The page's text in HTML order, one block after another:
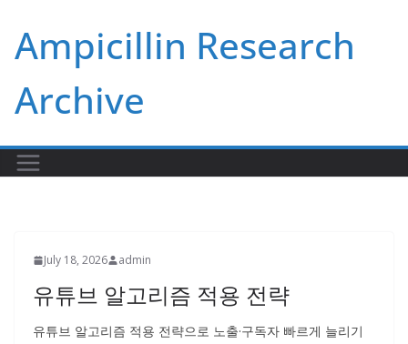
content
Ampicillin Research
Archive
July 18, 2026 admin
유튜브 알고리즘 적용 전략
유튜브 알고리즘 적용 전략으로 노출·구독자 빠르게 늘리기